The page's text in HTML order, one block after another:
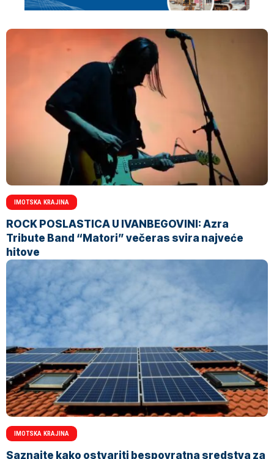
IMOTSKA KRAJINA
ROCK POSLASTICA U IVANBEGOVINI: Azra
Tribute Band “Matori” večeras svira najveće
hitove
IMOTSKA KRAJINA
Saznajte kako ostvariti bespovratna sredstva za